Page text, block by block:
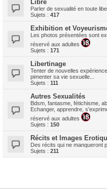
Libre
Parler de sexualité en toute
Sujets : 417
Exhibition et
Les photos présentées sont
réservé aux adultes
Sujets : 171
Libertinage
Tenter de nouvelles
pimenter sa vie sexuelle...
Sujets : 111
Autres Sexualités
Bdsm, fantasme, fétichisme,
Echanger, apprendre,
réservé aux adultes
Sujets : 150
Récits et Images
Des récits qui ne manqueront
Sujets : 211